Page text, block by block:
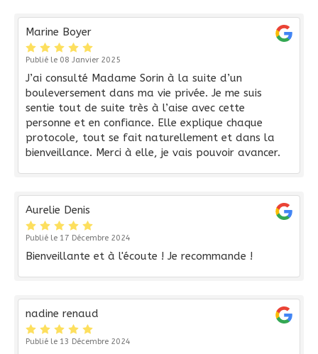
Marine Boyer
Publié le 08 Janvier 2025
J’ai consulté Madame Sorin à la suite d’un
bouleversement dans ma vie privée. Je me suis
sentie tout de suite très à l’aise avec cette
personne et en confiance. Elle explique chaque
protocole, tout se fait naturellement et dans la
bienveillance. Merci à elle, je vais pouvoir avancer.
Aurelie Denis
Publié le 17 Décembre 2024
Bienveillante et à l'écoute ! Je recommande !
nadine renaud
Publié le 13 Décembre 2024